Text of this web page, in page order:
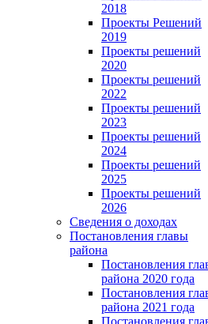
2018
Проекты Решений
2019
Проекты решений
2020
Проекты решений
2022
Проекты решений
2023
Проекты решений
2024
Проекты решений
2025
Проекты решений
2026
Сведения о доходах
Постановления главы
района
Постановления
района 2020 года
Постановления
района 2021 года
Постановления